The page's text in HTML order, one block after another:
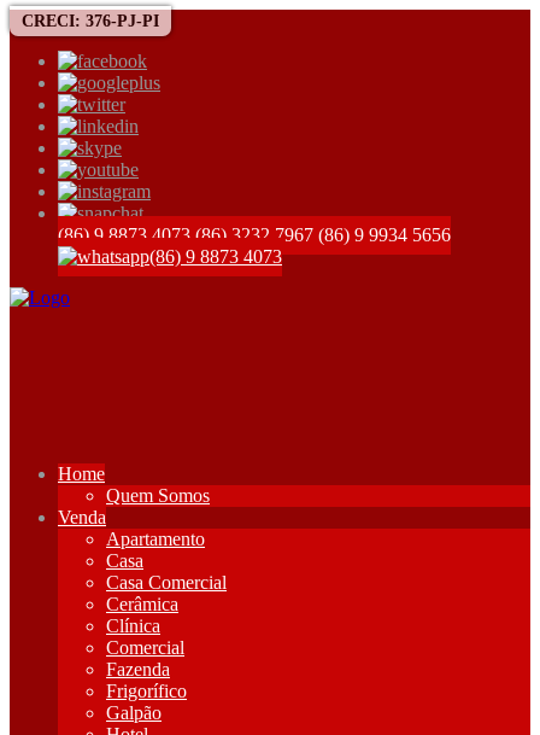
CRECI: 376-PJ-PI
(86) 9 8873 4073 (86) 3232 7967 (86) 9 9934 5656
(86) 9 8873 4073
Home
Quem Somos
Venda
Apartamento
Casa
Casa Comercial
Cerâmica
Clínica
Comercial
Fazenda
Frigorífico
Galpão